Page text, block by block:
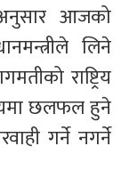
आजको
लिने
राष्ट्रिय
छलफल हुने
गर्ने नगर्ने